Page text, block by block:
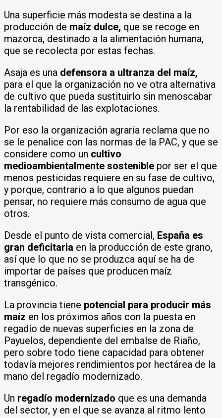
Una superficie más modesta se destina a la
producción de maíz dulce, que se recoge en
mazorca, destinado a la alimentación humana,
que se recolecta por estas fechas.
Asaja es una defensora a ultranza del maíz,
para el que la organización no ve otra alternativa
de cultivo que pueda sustituirlo sin menoscabar
la rentabilidad de las explotaciones.
Por eso la organización agraria reclama que no
se le penalice con las normas de la PAC, y que se
considere como un cultivo
medioambientalmente sostenible por ser el que
menos pesticidas requiere en su fase de cultivo,
y porque, contrario a lo que algunos puedan
pensar, no requiere más consumo de agua que
otros.
Desde el punto de vista comercial, España es
gran deficitaria en la producción de este grano,
así que lo que no se produzca aquí se ha de
importar de países que producen maíz
transgénico.
La provincia tiene potencial para producir más
maíz en los próximos años con la puesta en
regadío de nuevas superficies en la zona de
Payuelos, dependiente del embalse de Riaño,
pero sobre todo tiene capacidad para obtener
todavía mejores rendimientos por hectárea de la
mano del regadío modernizado.
Un regadío modernizado que es una demanda
del sector, y en el que se avanza al ritmo lento